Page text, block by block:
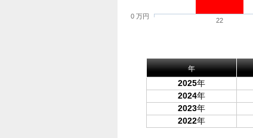
22
0 万円
年
2025年
2024年
2023年
2022年